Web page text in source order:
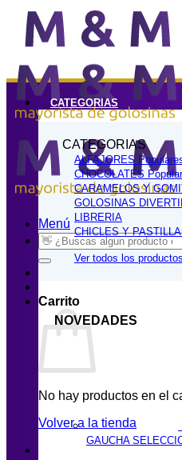
Saltar
contenido
Menú
Buscar
por:
Carrito
No hay productos en el
Volver a la tienda
CATEGORIAS
CATEGORIAS
ALFAJORES
CHOCOLATES
CARAMELOS Y
GOLOSINAS
LIBRERIA
CHICLES Y
Ver todos los productos
NOVEDADES
GAUCHA